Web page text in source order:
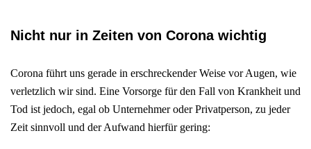
Nicht nur in Zeiten von Corona wichtig
Corona führt uns gerade in erschreckender Weise vor Augen, wie
verletzlich wir sind. Eine Vorsorge für den Fall von Krankheit und
Tod ist jedoch, egal ob Unternehmer oder Privatperson, zu jeder
Zeit sinnvoll und der Aufwand hierfür gering: